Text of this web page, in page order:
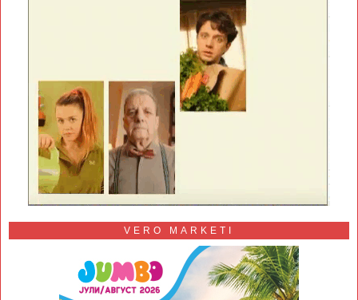
VERO MARKETI